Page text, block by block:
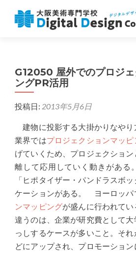
G12050 屋外でのプロジ
ングPR活用
投稿日: 2013年5月6日
建物に投影する大掛かりなやり
業界ではプロジェクションマッピ
げていくため、プロジェクション
離して応用していく動きがある
「ヒポタイザー・パンドラスボ
ケーションがある。 ヨーロッパ
ンマッピングが盛んに行われて
違うのは、企業が研究費として
っしするケースが多いこと。そ
どにアップされ、プロモーショ